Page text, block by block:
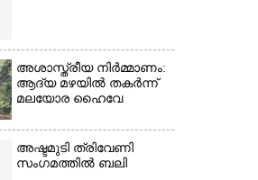
അശാസ്ത്രീയ നിർമ്മാണം:
ആദ്യ മഴയിൽ തകർന്ന്
മലയോര ഹൈവേ
അഷ്ടമുടി ത്രിവേണി
സംഗമത്തിൽ ബലി